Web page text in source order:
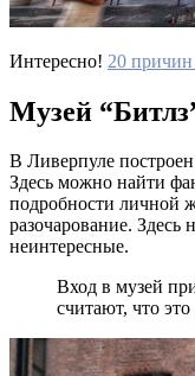
Интересно! 20 причин
Музей
В Ливерпуле
Здесь можно найти
подробности личной
разочарование. Здесь
неинтересные.
Вход в музей
считают, что